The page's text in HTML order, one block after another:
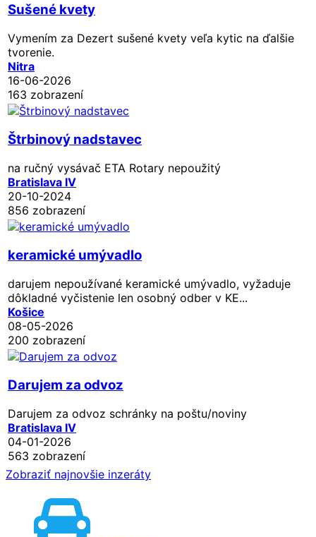
Sušené kvety
Vymením za Dezert sušené kvety veľa kytic na ďalšie
tvorenie.
Nitra
16-06-2026
163 zobrazení
Štrbinový nadstavec
na ručný vysávač ETA Rotary nepoužitý
Bratislava IV
20-10-2024
856 zobrazení
keramické umývadlo
darujem nepoužívané keramické umývadlo, vyžaduje
dôkladné vyčistenie len osobný odber v KE...
Košice
08-05-2026
200 zobrazení
Darujem za odvoz
Darujem za odvoz schránky na poštu/noviny
Bratislava IV
04-01-2026
563 zobrazení
Zobraziť najnovšie inzeráty